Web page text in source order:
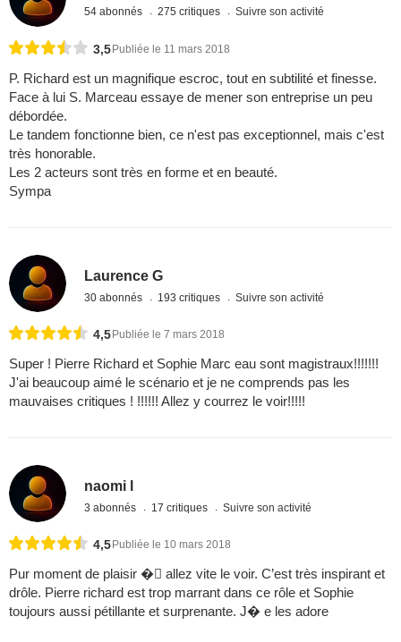
54 abonnés 275 critiques Suivre son activité
3,5 Publiée le 11 mars 2018
P. Richard est un magnifique escroc, tout en subtilité et finesse.
Face à lui S. Marceau essaye de mener son entreprise un peu
débordée.
Le tandem fonctionne bien, ce n'est pas exceptionnel, mais c'est
très honorable.
Les 2 acteurs sont très en forme et en beauté.
Sympa
Laurence G
30 abonnés 193 critiques Suivre son activité
4,5 Publiée le 7 mars 2018
Super ! Pierre Richard et Sophie Marc eau sont magistraux!!!!!!!
J'ai beaucoup aimé le scénario et je ne comprends pas les
mauvaises critiques ! !!!!!! Allez y courrez le voir!!!!!
naomi l
3 abonnés 17 critiques Suivre son activité
4,5 Publiée le 10 mars 2018
Pur moment de plaisir � allez vite le voir. C’est très inspirant et
drôle. Pierre richard est trop marrant dans ce rôle et Sophie
toujours aussi pétillante et surprenante. J� e les adore